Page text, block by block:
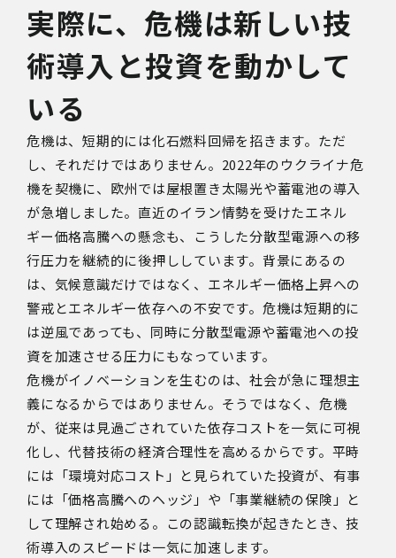
実際に、危機は新しい技
術導入と投資を動かして
いる
危機は、短期的には化石燃料回帰を招きます。ただ
し、それだけではありません。 2022年のウクライナ危
機を契機に、欧州では屋根置き太陽光や蓄電池の導入
が急増しました。直近のイラン情勢を受けたエネル
ギー価格高騰への懸念も、こうした分散型電源への移
行圧力を継続的に後押ししています。背景にあるの
は、気候意識だけではなく、エネルギー価格上昇への
警戒とエネルギー依存への不安です。危機は短期的に
は逆風であっても、同時に分散型電源や蓄電池への投
資を加速させる圧力にもなっています。
危機がイノベーションを生むのは、社会が急に理想主
義になるからではありません。そうではなく、危機
が、従来は見過ごされていた依存コストを一気に可視
化し、代替技術の経済合理性を高めるからです。平時
には「環境対応コスト」と見られていた投資が、有事
には「価格高騰へのヘッジ」や「事業継続の保険」と
して理解され始める。この認識転換が起きたとき、技
術導入のスピードは一気に加速します。